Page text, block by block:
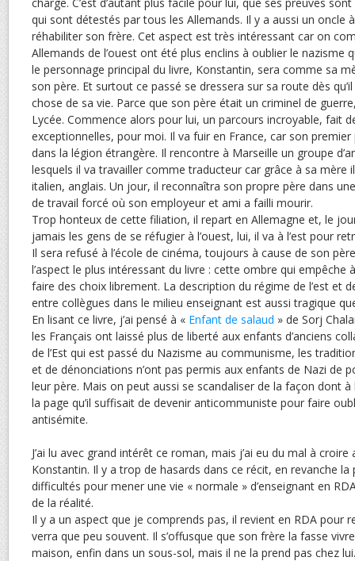
qui sont détestés par tous les Allemands. Il y a aussi un oncle
réhabiliter son frère. Cet aspect est très intéressant car on
Allemands de l’ouest ont été plus enclins à oublier le nazisme
le personnage principal du livre, Konstantin, sera comme sa
son père. Et surtout ce passé se dressera sur sa route dès
chose de sa vie. Parce que son père était un criminel de
Lycée. Commence alors pour lui, un parcours incroyable, fait
exceptionnelles, pour moi. Il va fuir en France, car son premier
dans la légion étrangère. Il rencontre à Marseille un groupe
lesquels il va travailler comme traducteur car grâce à sa mère
italien, anglais. Un jour, il reconnaîtra son propre père dans
de travail forcé où son employeur et ami a failli mourir.
Trop honteux de cette filiation, il repart en Allemagne et, le
jamais les gens de se réfugier à l’ouest, lui, il va à l’est pour
Il sera refusé à l’école de cinéma, toujours à cause de son
l’aspect le plus intéressant du livre : cette ombre qui empêche
faire des choix librement. La description du régime de l’est et
entre collègues dans le milieu enseignant est aussi tragique
En lisant ce livre, j’ai pensé à « Enfant de salaud » de Sorj
les Français ont laissé plus de liberté aux enfants d’anciens
de l’Est qui est passé du Nazisme au communisme, les
et de dénonciations n’ont pas permis aux enfants de Nazi de
leur père. Mais on peut aussi se scandaliser de la façon dont
la page qu’il suffisait de devenir anticommuniste pour faire
antisémite.
J’ai lu avec grand intérêt ce roman, mais j’ai eu du mal à
Konstantin. Il y a trop de hasards dans ce récit, en revanche
difficultés pour mener une vie « normale » d’enseignant en
de la réalité.
Il y a un aspect que je comprends pas, il revient en RDA pour
verra que peu souvent. Il s’offusque que son frère la fasse
maison, enfin dans un sous-sol, mais il ne la prend pas chez lui.